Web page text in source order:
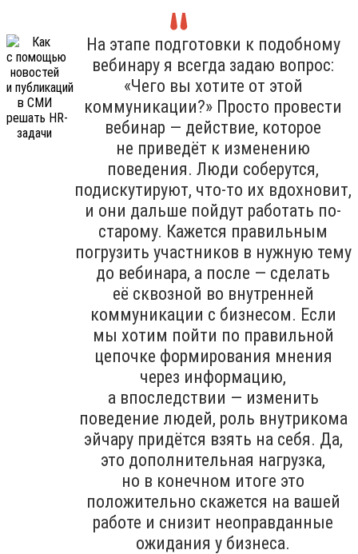
На этапе подготовки к подобному
вебинару я всегда задаю вопрос:
«Чего вы хотите от этой
коммуникации?» Просто провести
вебинар — действие, которое
не приведёт к изменению
поведения. Люди соберутся,
подискутируют, что-то их вдохновит,
и они дальше пойдут работать по-
старому. Кажется правильным
погрузить участников в нужную тему
до вебинара, а после — сделать
её сквозной во внутренней
коммуникации с бизнесом. Если
мы хотим пойти по правильной
цепочке формирования мнения
через информацию,
а впоследствии — изменить
поведение людей, роль внутрикома
эйчару придётся взять на себя. Да,
это дополнительная нагрузка,
но в конечном итоге это
положительно скажется на вашей
работе и снизит неоправданные
ожидания у бизнеса.